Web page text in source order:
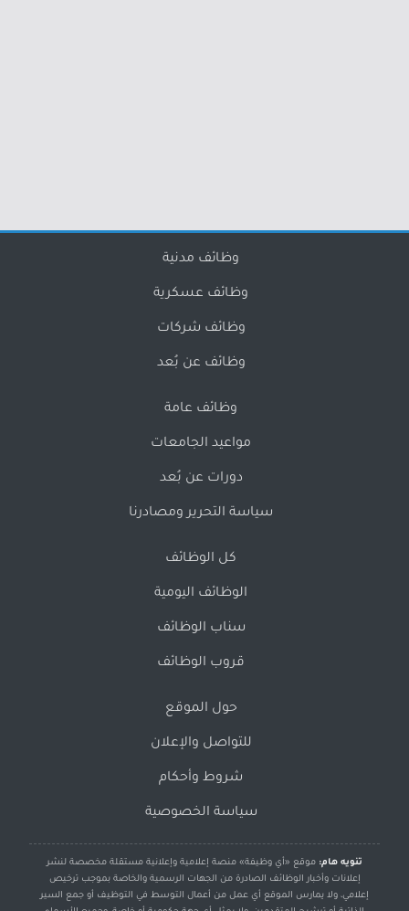
وظائف مدنية
وظائف عسكرية
وظائف شركات
وظائف عن بُعد
وظائف عامة
مواعيد الجامعات
دورات عن بُعد
سياسة التحرير ومصادرنا
كل الوظائف
الوظائف اليومية
سناب الوظائف
قروب الوظائف
حول الموقع
للتواصل والإعلان
شروط وأحكام
سياسة الخصوصية
تنويه هام: موقع «أي وظيفة» منصة إعلامية وإعلانية مستقلة مخصصة لنشر
إعلانات وأخبار الوظائف الصادرة من الجهات الرسمية والخاصة بموجب ترخيص
إعلامي، ولا يمارس الموقع أي عمل من أعمال التوسط في التوظيف أو جمع السير